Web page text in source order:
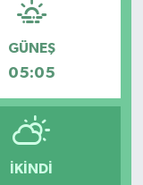
GÜNEŞ
05:05
İKINDI